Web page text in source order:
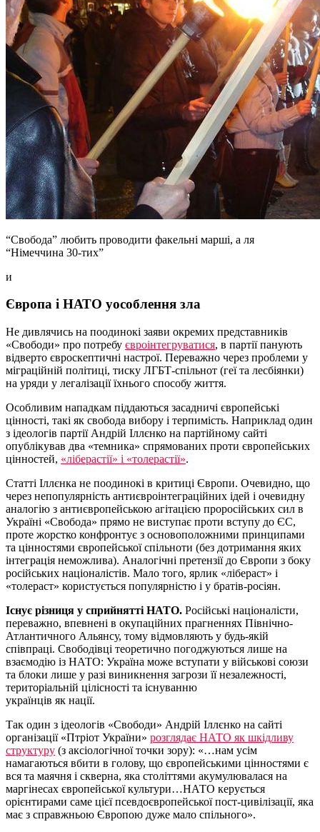
“Свобода” любить проводити факельні марші, а ля
“Німеччина 30-тих”
и
Європа і НАТО уособлення зла
Не дивлячись на поодинокі заяви окремих представників
«Свободи» про потребу євроінтегруватися, в партії панують
відверто євроскептичні настрої. Переважно через проблеми у
міграційній політиці, тиску ЛГБТ-спільнот (геї та лесбіянки)
на уряди у легалізації їхнього способу життя.
Особливим нападкам піддаються засадничі європейські
цінності, такі як свобода вибору і терпимість. Наприклад один
з ідеологів партії Андрій Іллєнко на партійному сайті
опублікував два «темника» спрямованих проти європейських
цінностей, «ліберастії» і «толерастії».
Статті Іллєнка не поодинокі в критиці Європи. Очевидно, що
через непопулярність антиєвроінтеграційних ідей і очевидну
аналогію з антиєвропейською агітацією проросійських сил в
Україні «Свобода» прямо не виступає проти вступу до ЄС,
проте жорстко конфронтує з основоположними принципами
та цінностями європейської спільноти (без дотримання яких
інтеграція неможлива). Аналогічні претензії до Європи з боку
російських націоналістів. Мало того, ярлик «лібераст» і
«толераст» користується популярністю і у братів-росіян.
Існує різниця у сприйнятті НАТО. Російські націоналісти,
переважно, впевнені в окупаційних прагненнях Північно-
Атлантичного Альянсу, тому відмовляють у будь-якій
співпраці. Свободівці теоретично погоджуються лише на
взаємодію із НАТО: Україна може вступати у військові союзи
та блоки лише у разі виникнення загрози її незалежності,
територіальній цілісності та існуванню
українців як нації.
Так один з ідеологів «Свободи» Андрій Іллєнко на сайті
організації «Птріот України» розглядає НАТО як шкідливу
структуру (з аксіологічної точки зору): «…нам усім
намагаються вбити в голову, що європейськими цінностями є
вся та маячня і скверна, яка століттями акумулювалася на
маргінесах європейської культури…НАТО керується
орієнтирами саме цієї псевдоєвропейської пост-цивілізації, яка
має з справжньою Європою дуже мало спільного».